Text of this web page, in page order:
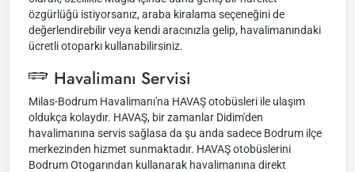
özgürlüğü istiyorsanız, araba kiralama seçeneğini de
değerlendirebilir veya kendi aracınızla gelip, havalimanındaki
ücretli otoparkı kullanabilirsiniz.
Havalimanı Servisi
Milas-Bodrum Havalimanı'na HAVAŞ otobüsleri ile ulaşım
oldukça kolaydır. HAVAŞ, bir zamanlar Didim'den
havalimanına servis sağlasa da şu anda sadece Bodrum ilçe
merkezinden hizmet sunmaktadır. HAVAŞ otobüslerini
Bodrum Otogarından kullanarak havalimanına direkt